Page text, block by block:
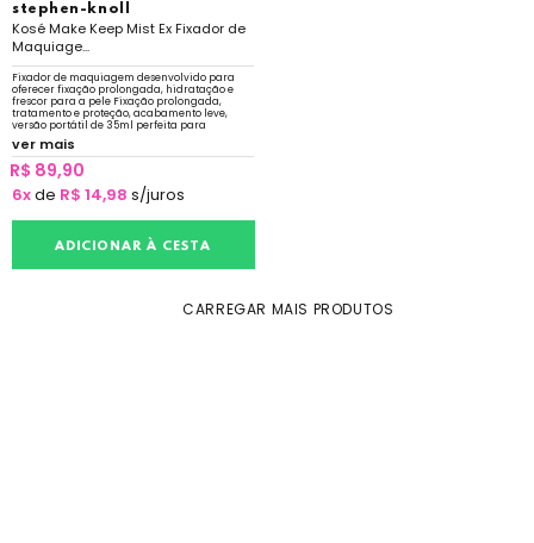
stephen-knoll
Kosé Make Keep Mist Ex Fixador de
Maquiage...
Fixador de maquiagem desenvolvido para
oferecer fixação prolongada, hidratação e
frescor para a pele Fixação prolongada,
tratamento e proteção, acabamento leve,
versão portátil de 35ml perfeita para
carregar na bolsa ou nécessaire.
ver mais
R$ 89,90
6xde R$ 14,98 s/juros
ADICIONAR À CESTA
CARREGAR MAIS PRODUTOS